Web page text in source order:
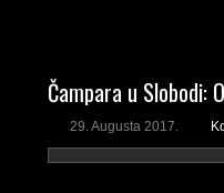
Čampara u Slobodi:
29. Augusta 2017.